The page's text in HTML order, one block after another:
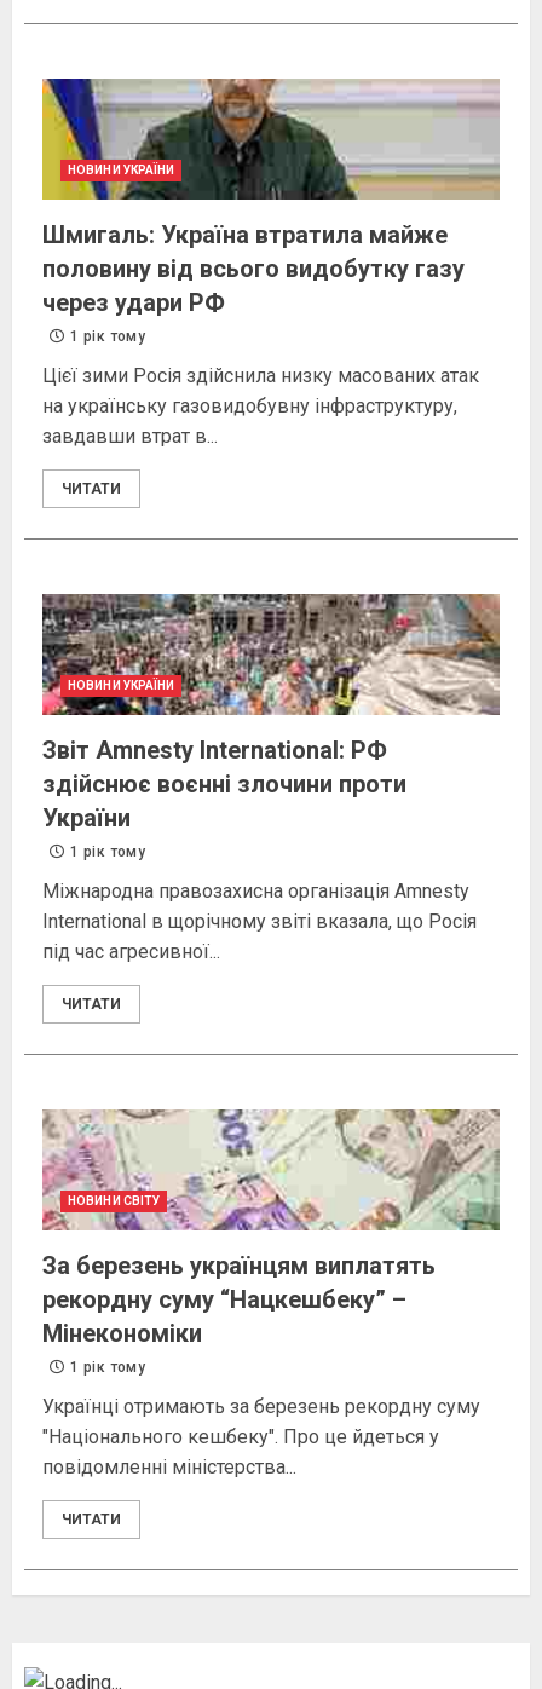
НОВИНИ УКРАЇНИ
Шмигаль: Україна втратила майже
половину від всього видобутку газу
через удари РФ
1 рік тому
Цієї зими Росія здійснила низку масованих атак
на українську газовидобувну інфраструктуру,
завдавши втрат в...
ЧИТАТИ
НОВИНИ УКРАЇНИ
Звіт Amnesty International: РФ
здійснює воєнні злочини проти
України
1 рік тому
Міжнародна правозахисна організація Amnesty
International в щорічному звіті вказала, що Росія
під час агресивної...
ЧИТАТИ
НОВИНИ СВІТУ
За березень українцям виплатять
рекордну суму “Нацкешбеку” –
Мінекономіки
1 рік тому
Українці отримають за березень рекордну суму
"Національного кешбеку". Про це йдеться у
повідомленні міністерства...
ЧИТАТИ